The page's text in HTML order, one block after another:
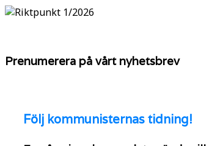
Prenumerera på vårt nyhetsbrev
Följ kommunisternas tidning!